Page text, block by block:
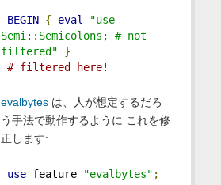
BEGIN { eval
"use
Semi::Semicolons; # not
filtered"
}
# filtered here!
evalbytesは、人が想定するだろ
う手法で動作するように これを修
正します:
use feature "evalbytes" ;